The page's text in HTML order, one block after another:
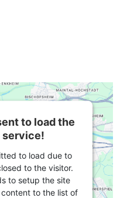
to load the
service!
to load due to
to the visitor.
to setup the site
to the list of